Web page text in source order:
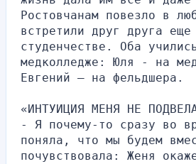
Ростовчанам повезло в
встретили друг друга еще
студенчестве. Оба
медколледже: Юля - на
Евгений – на фельдшера.
«ИНТУИЦИЯ МЕНЯ НЕ
- Я почему-то сразу во
поняла, что мы будем
почувствовала: Женя